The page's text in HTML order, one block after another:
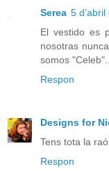
Serea 5
El vestido es
nosotras
somos
Respon
Designs for
Tens tota la
Respon